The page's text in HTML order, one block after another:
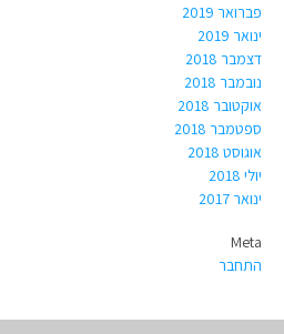
פברואר 2019
ינואר 2019
דצמבר 2018
נובמבר 2018
אוקטובר 2018
ספטמבר 2018
אוגוסט 2018
יולי 2018
ינואר 2017
Meta
התחבר